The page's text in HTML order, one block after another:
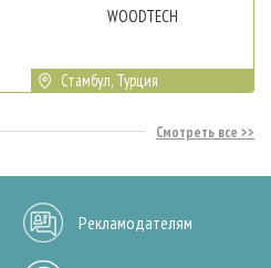
WOODTECH
Стамбул, Турция
Смотреть все
Рекламодателям